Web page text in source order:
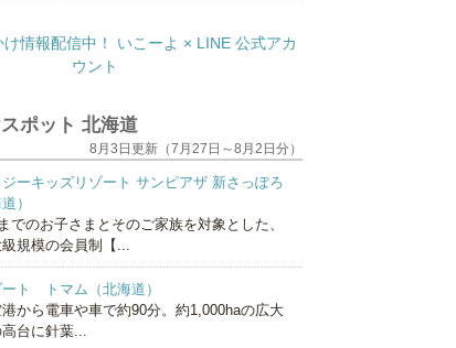
ポット 北海道
8月3日更新（7月27日～8月2日分）
ーキッズリゾート サンピアザ 新さっぽろ
）
でのお子さまとそのご家族を対象とした、
級規模の会員制【...
ト トマム（北海道）
から電車や車で約90分。約1,000haの広大
台に針葉...